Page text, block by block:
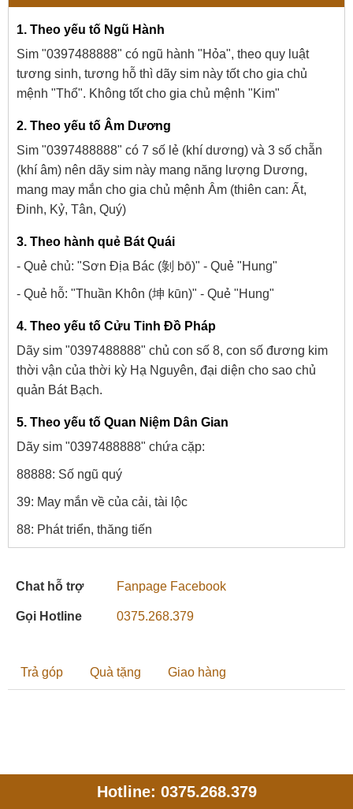
1. Theo yếu tố Ngũ Hành
Sim "0397488888" có ngũ hành "Hỏa", theo quy luật
tương sinh, tương hỗ thì dãy sim này tốt cho gia chủ
mệnh "Thổ". Không tốt cho gia chủ mệnh "Kim"
2. Theo yếu tố Âm Dương
Sim "0397488888" có 7 số lẻ (khí dương) và 3 số chẵn
(khí âm) nên dãy sim này mang năng lượng Dương,
mang may mắn cho gia chủ mệnh Âm (thiên can: Ất,
Đinh, Kỷ, Tân, Quý)
3. Theo hành quẻ Bát Quái
- Quẻ chủ: "Sơn Địa Bác (剝 bō)" - Quẻ "Hung"
- Quẻ hỗ: "Thuần Khôn (坤 kūn)" - Quẻ "Hung"
4. Theo yếu tố Cửu Tinh Đồ Pháp
Dãy sim "0397488888" chủ con số 8, con số đương kim
thời vận của thời kỳ Hạ Nguyên, đại diện cho sao chủ
quản Bát Bạch.
5. Theo yếu tố Quan Niệm Dân Gian
Dãy sim "0397488888" chứa cặp:
88888: Số ngũ quý
39: May mắn về của cải, tài lộc
88: Phát triển, thăng tiến
Chat hỗ trợ Fanpage Facebook
Gọi Hotline 0375.268.379
Trả góp Quà tặng Giao hàng
Hotline: 0375.268.379